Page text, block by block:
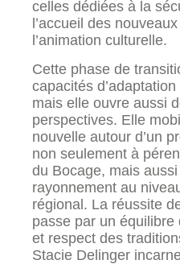
celles dédiées à la
l’accueil des
l’animation culturelle.
Cette phase de
capacités
mais elle ouvre aussi
perspectives. Elle
nouvelle autour d’un
non seulement à
du Bocage, mais
rayonnement au
régional. La réussite
passe par un
et respect des
Stacie Delinger